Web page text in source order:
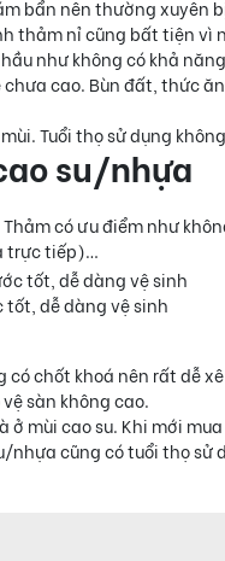
bẩn nên thường xuyên
thảm nỉ cũng bất tiện
như không có khả
cao. Bùn đất, thức
Tuổi thọ sử dụng
su/nhựa
có ưu điểm như
trực tiếp)…
tốt, dễ dàng vệ sinh
chốt khoá nên rất dễ
sàn không cao.
mùi cao su. Khi mới
cũng có tuổi thọ sử